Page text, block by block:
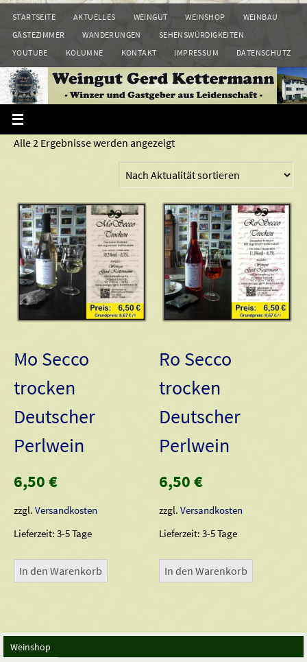
Zum
Inhalt
STARTSEITE AKTUELLES WEINGUT WEINSHOP
WEINBAU
GÄSTEZIMMER
WANDERUNGEN
SEHENSWÜRDIGKEITEN
YOUTUBE
KOLUMNE KONTAKT IMPRESSUM DATENSCHUTZ
Alle 2 Ergebnisse werden angezeigtNach
Aktualität
sortiert
Mo Secco
trocken
Deutscher
Perlwein
6,50€
zzgl. Versandkosten
Lieferzeit: 3-5 Tage
In den Warenkorb
Ro Secco
trocken
Deutscher
Perlwein
6,50€
zzgl.Versandkosten
Lieferzeit:3-5 Tage
In den Warenkorb
Weinshop